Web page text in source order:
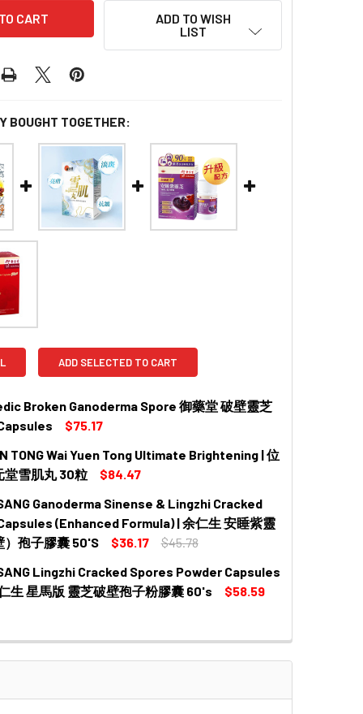
ADD TO WISH
LIST
BOUGHT TOGETHER:
ADD SELECTED TO CART
Broken Ganoderma Spore 御藥堂 破壁靈芝
$75.17
OF ROYAL MEDIC BROKEN GANODERMA SPORE 御
INCREASE QUANTITY OF ROYAL MEDIC BROKEN GANODERMA
TONG Wai Yuen Tong Ultimate Brightening | 位
堂雪肌丸 30粒
$84.47
OF WAI YUEN TONG WAI YUEN TONG ULTIMATE
INCREASE QUANTITY OF WAI YUEN TONG WAI YUEN TONG
Ganoderma Sinense & Lingzhi Cracked
(Enhanced Formula) | 余仁生 安睡紫靈
）孢子膠囊 50'S
$36.17 $45.78
OF EU YAN SANG GANODERMA SINENSE &
INCREASE QUANTITY OF EU YAN SANG GANODERMA
Lingzhi Cracked Spores Powder Capsules
生 星馬版 靈芝破壁孢子粉膠囊 60's
$58.59
OF EU YAN SANG LINGZHI CRACKED SPORES
INCREASE QUANTITY OF EU YAN SANG LINGZHI CRACKED